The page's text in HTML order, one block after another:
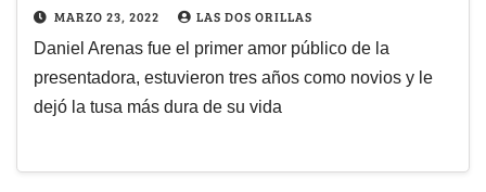
MARZO 23, 2022 LAS DOS ORILLAS
Daniel Arenas fue el primer amor público de la
presentadora, estuvieron tres años como novios y le
dejó la tusa más dura de su vida